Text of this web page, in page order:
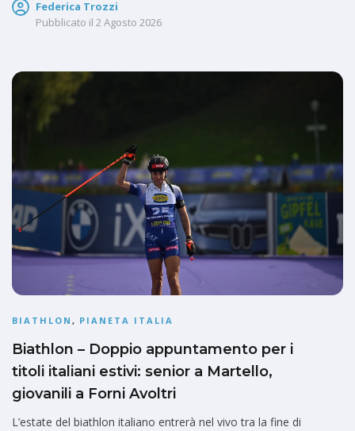
Federica Trozzi
Pubblicato il 2 Agosto 2026
BIATHLON , PIANETA ITALIA
Biathlon – Doppio appuntamento per i
titoli italiani estivi: senior a Martello,
giovanili a Forni Avoltri
L’estate del biathlon italiano entrerà nel vivo tra la fine di